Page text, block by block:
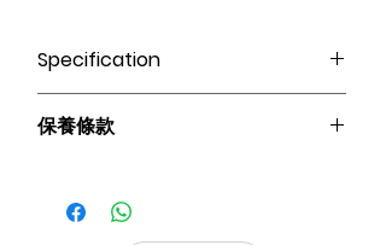
Specification
五點觸控。
● 具有分區尋呼和群組分區功能。
保養條款
明及維修憑證。
憑購買發票，全系列產品享 1 年保